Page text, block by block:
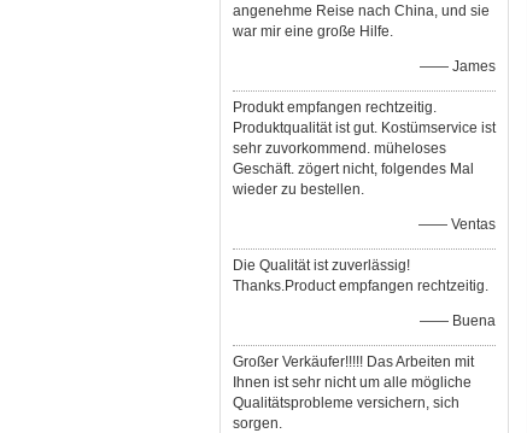
angenehme Reise nach China, und sie
war mir eine große Hilfe.
—— James
Produkt empfangen rechtzeitig.
Produktqualität ist gut. Kostümservice ist
sehr zuvorkommend. müheloses
Geschäft. zögert nicht, folgendes Mal
wieder zu bestellen.
—— Ventas
Die Qualität ist zuverlässig!
Thanks.Product empfangen rechtzeitig.
—— Buena
Großer Verkäufer!!!!! Das Arbeiten mit
Ihnen ist sehr nicht um alle mögliche
Qualitätsprobleme versichern, sich
sorgen.